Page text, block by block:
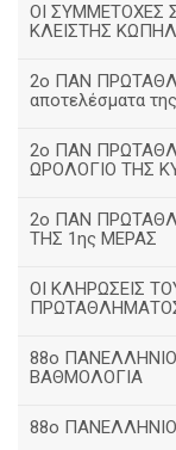
ΟΙ ΣΥΜΜΕΤΟΧΕΣ
ΚΛΕΙΣΤΗΣ
2ο ΠΑΝ
αποτελέσματα
2ο ΠΑΝ
ΩΡΟΛΟΓΙΟ ΤΗΣ
2ο ΠΑΝ
ΤΗΣ 1ης ΜΕΡΑΣ
ΟΙ ΚΛΗΡΩΣΕΙΣ
88ο
ΒΑΘΜΟΛΟΓΙΑ
88ο